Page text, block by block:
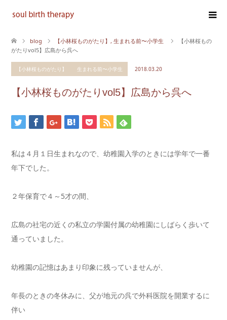
blog 【小林桜ものがたり】 , 生まれる前〜小学生
【小林桜もの
がたりvol5】広島から呉へ
【小林桜ものがたり】 生まれる前〜小学生 2018.03.20
【小林桜ものがたりvol5】広島から呉へ
私は４月１日生まれなので、幼稚園入学のときには学年で一番
年下でした。
２年保育で４～5才の間、
広島の社宅の近くの私立の学園付属の幼稚園にしばらく歩いて
通っていました。
幼稚園の記憶はあまり印象に残っていませんが、
年長のときの冬休みに、父が地元の呉で外科医院を開業するに
伴い